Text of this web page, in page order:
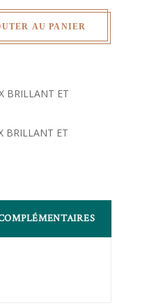
AU PANIER
BRILLANT ET
BRILLANT ET